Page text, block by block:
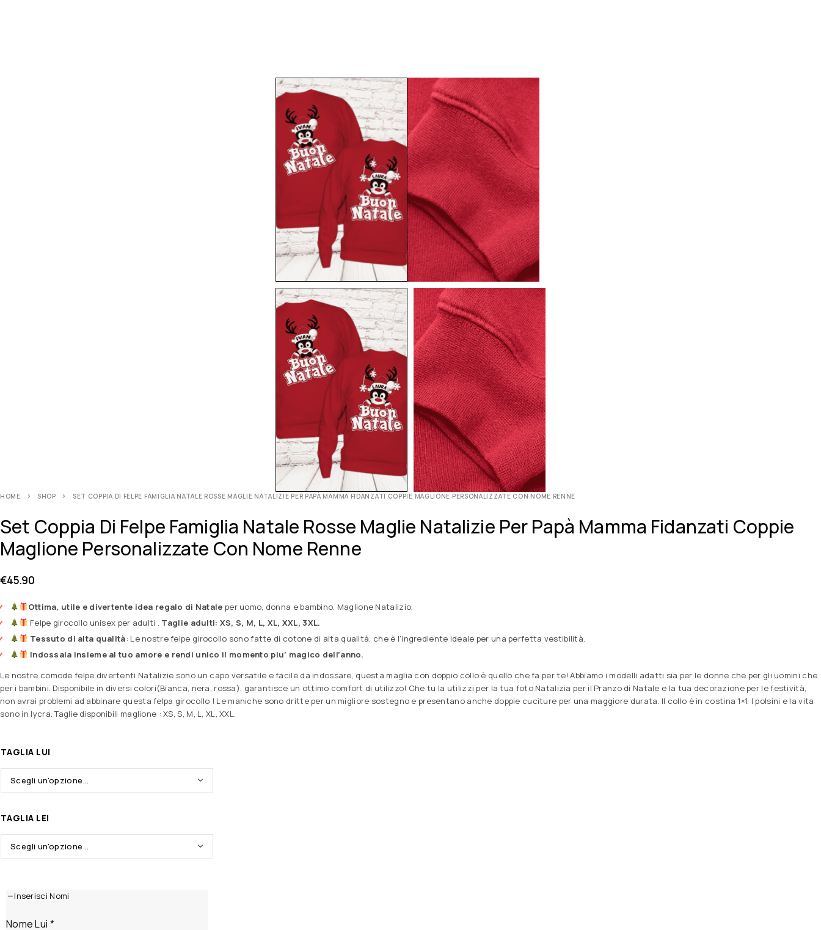
HOME SHOP SET COPPIA DI FELPE FAMIGLIA NATALE ROSSE MAGLIE NATALIZIE PER PAPÀ MAMMA FIDANZATI COPPIE MAGLIONE PERSONALIZZATE CON NOME RENNE
Set Coppia Di Felpe Famiglia Natale Rosse Maglie Natalizie Per Papà Mamma Fidanzati Coppie
Maglione Personalizzate Con Nome Renne
€45.90
Ottima, utile e divertente idea regalo di Natale per uomo, donna e bambino. Maglione Natalizio.
Felpe girocollo unisex per adulti . Taglie adulti: XS, S, M, L, XL, XXL, 3XL.
Tessuto di alta qualità: Le nostre felpe girocollo sono fatte di cotone di alta qualità, che è l’ingrediente ideale per una perfetta vestibilità.
Indossala insieme al tuo amore e rendi unico il momento piu’ magico dell’anno.
Le nostre comode felpe divertenti Natalizie sono un capo versatile e facile da indossare, questa maglia con doppio collo è quello che fa per te! Abbiamo i modelli adatti sia per le donne che per gli uomini che
per i bambini. Disponibile in diversi colori(Bianca, nera, rossa), garantisce un ottimo comfort di utilizzo! Che tu la utilizzi per la tua foto Natalizia per il Pranzo di Natale e la tua decorazione per le festività,
non avrai problemi ad abbinare questa felpa girocollo ! Le maniche sono dritte per un migliore sostegno e presentano anche doppie cuciture per una maggiore durata. Il collo è in costina 1×1. I polsini e la vita
sono in lycra. Taglie disponibili maglione : XS, S, M, L, XL, XXL.
TAGLIA LUI
TAGLIA LEI
Inserisci Nomi
Nome Lui *